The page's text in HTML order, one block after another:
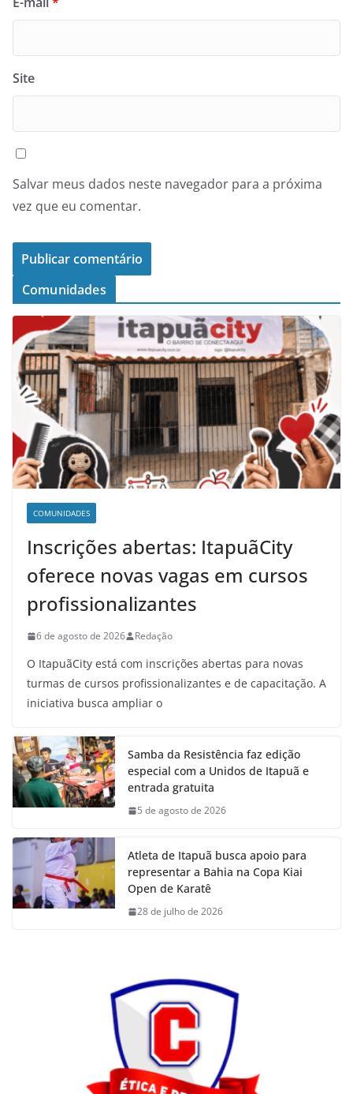
Site
Salvar meus dados neste navegador para a próxima
vez que eu comentar.
Comunidades
COMUNIDADES
Inscrições abertas: ItapuãCity
oferece novas vagas em cursos
profissionalizantes
6 de agosto de 2026 Redação
O ItapuãCity está com inscrições abertas para novas
turmas de cursos profissionalizantes e de capacitação. A
iniciativa busca ampliar o
Samba da Resistência faz edição
especial com a Unidos de Itapuã e
entrada gratuita
5 de agosto de 2026
Atleta de Itapuã busca apoio para
representar a Bahia na Copa Kiai
Open de Karatê
28 de julho de 2026